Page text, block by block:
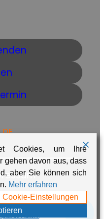
DE
byAdaire
Cookies, um Ihre
gehen davon aus, dass
aber Sie können sich
Mehr erfahren
Cookie-Einstellungen
Platform